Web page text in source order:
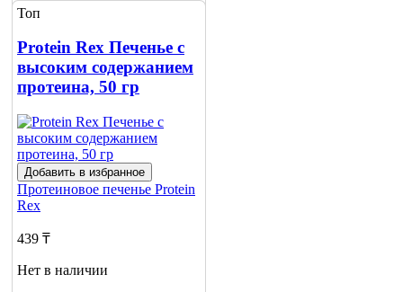
о наличии
Топ
Protein Rex Печенье с
высоким содержанием
протеина, 50 гр
Добавить в избранное
Протеиновое печенье Protein
Rex
439 ₸
Нет в наличии